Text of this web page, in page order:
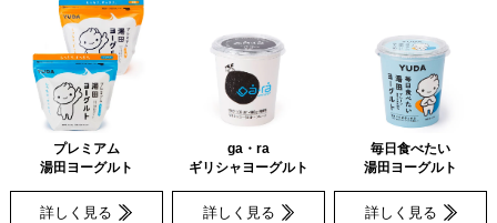
プレミアム
湯田ヨーグルト
詳しく見る
ga・ra
ギリシャヨーグルト
詳しく見る
毎日食べたい
湯田ヨーグルト
詳しく見る